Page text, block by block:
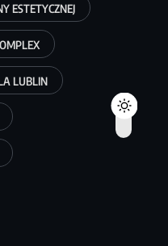
ESTETYCZNEJ
LUBLIN